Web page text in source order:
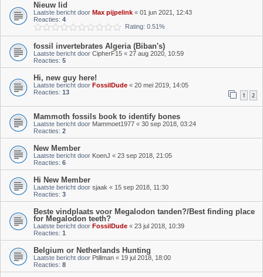
Nieuw lid
Laatste bericht door Max pijpelink « 01 jun 2021, 12:43
Reacties: 4
Rating: 0.51%
fossil invertebrates Algeria (Biban's)
Laatste bericht door CipherF15 « 27 aug 2020, 10:59
Reacties: 5
Hi, new guy here!
Laatste bericht door FossilDude « 20 mei 2019, 14:05
Reacties: 13 1 2
Mammoth fossils book to identify bones
Laatste bericht door Mammoet1977 « 30 sep 2018, 03:24
Reacties: 2
New Member
Laatste bericht door KoenJ « 23 sep 2018, 21:05
Reacties: 6
Hi New Member
Laatste bericht door sjaak « 15 sep 2018, 11:30
Reacties: 3
Beste vindplaats voor Megalodon tanden?/Best finding place
for Megalodon teeth?
Laatste bericht door FossilDude « 23 jul 2018, 10:39
Reacties: 1
Belgium or Netherlands Hunting
Laatste bericht door Ptillman « 19 jul 2018, 18:00
Reacties: 8